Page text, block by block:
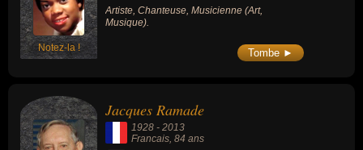
Notez-la !
Artiste, Chanteuse, Musicienne (Art,
Musique).
Tombe ►
Jacques Ramade
1928 - 2013
Francais, 84 ans